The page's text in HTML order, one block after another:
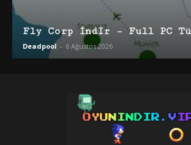
Fly Corp İndir – Full PC
Deadpool - 6 Ağustos 2026